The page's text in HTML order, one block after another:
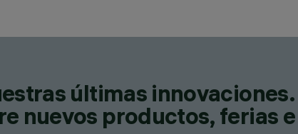
últimas
nuevos productos, ferias